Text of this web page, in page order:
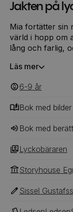
Jakten på
Mia fortätter sin
värld i hopp om
lång och farlig,
de tar!
Läs mer
6-9 ‎‎ år
Bok med
Bok med
Lyckobäraren
Storyhouse
Sissel